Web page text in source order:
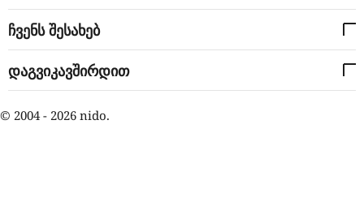
ჩვენს შესახებ
დაგვიკავშირდით
© 2004 - 2026 nido.